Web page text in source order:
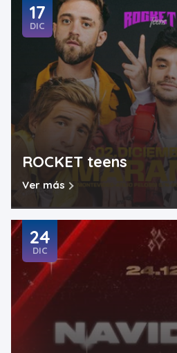
ROCKET teens
Ver más
17
DIC
24
DIC